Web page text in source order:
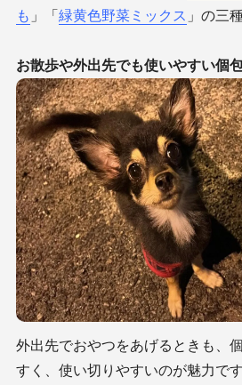
も 」「緑黄色野菜ミックス 」の三
お散歩や外出先でも使いやすい個
外出先でおやつをあげるときも、
すく、使い切りやすいのが魅力で